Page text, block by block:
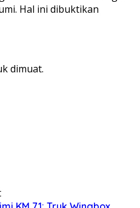
Hal ini dibuktikan
dimuat.